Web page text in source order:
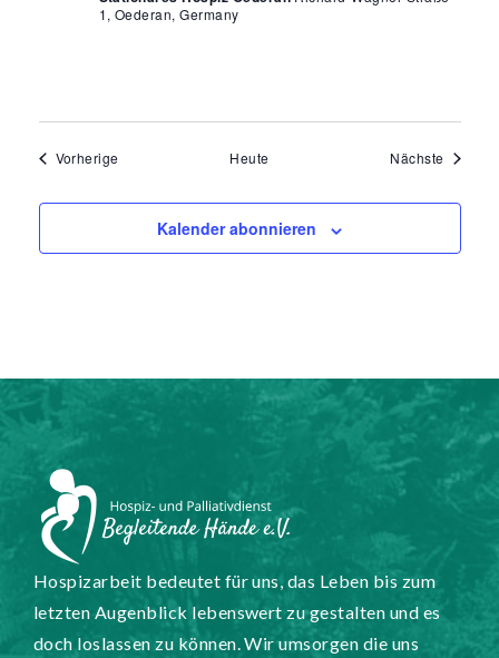
1, Oederan, Germany
Vorherige Heute Nächste
Kalender abonnieren
Hospizarbeit bedeutet für uns, das Leben bis zum
letzten Augenblick lebenswert zu gestalten und es
doch loslassen zu können. Wir umsorgen die uns